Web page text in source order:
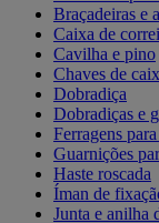
Braçadeiras e
Caixa de
Cavilha e pino
Chaves de
Dobradiça
Dobradiças e
Ferragens
Guarnições
Haste roscada
Íman de
Junta e anilha